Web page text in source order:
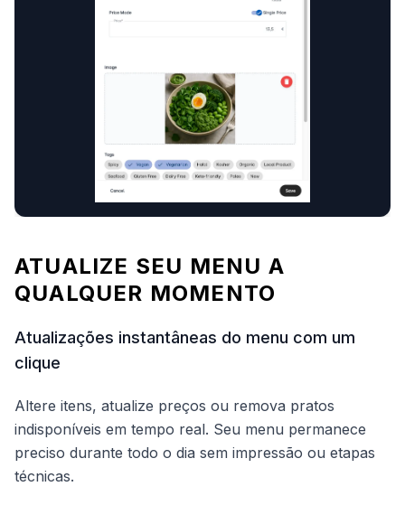
ATUALIZE SEU MENU A
QUALQUER MOMENTO
Atualizações instantâneas do menu com um
clique
Altere itens, atualize preços ou remova pratos
indisponíveis em tempo real. Seu menu permanece
preciso durante todo o dia sem impressão ou etapas
técnicas.